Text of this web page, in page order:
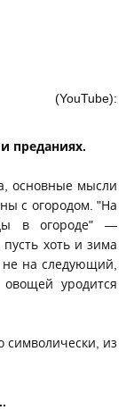
преданиях.
основные мысли
с огородом. "На
в огороде" —
хоть и зима
не на следующий,
уродится
символически, из